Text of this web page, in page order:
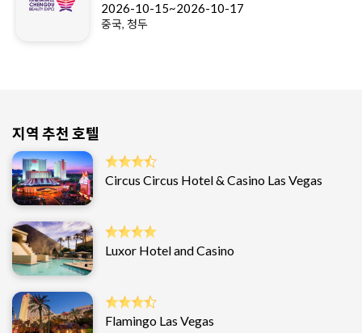
2026-10-15~2026-10-17
중국, 청두
지역 추천 호텔
Circus Circus Hotel & Casino Las Vegas
Luxor Hotel and Casino
Flamingo Las Vegas